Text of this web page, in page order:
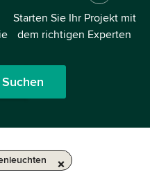
Starten Sie Ihr Projekt mit
dem richtigen Experten
Suchen